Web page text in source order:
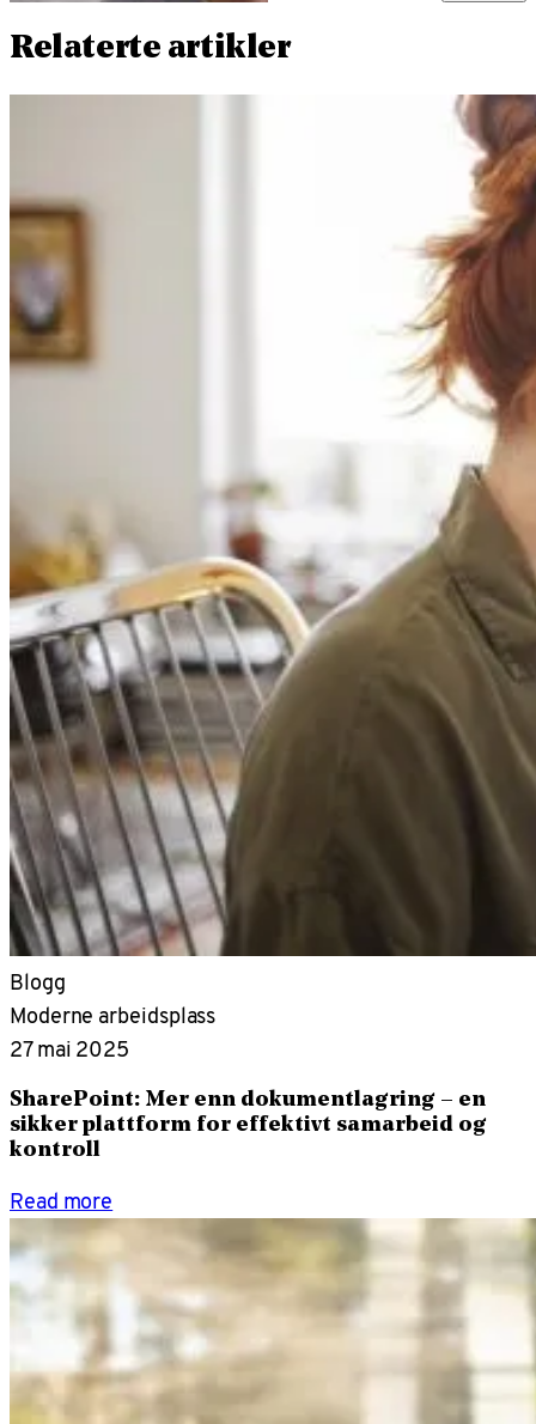
Relaterte artikler
Blogg
Moderne arbeidsplass
27 mai 2025
SharePoint: Mer enn dokumentlagring – en
sikker plattform for effektivt samarbeid og
kontroll
Read more